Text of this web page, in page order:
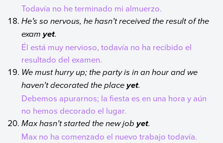
Todavía no he terminado mi almuerzo.
He’s so nervous, he hasn’t received the result of the
examyet.
Él está muy nervioso, todavía no ha recibido el
resultado del examen.
We must hurry up; the party is in an hour and we
haven’t decorated the placeyet.
Debemos apurarnos; la fiesta es en una hora y aún
no hemos decorado el lugar.
Max hasn’t started the new jobyet.
Max no ha comenzado el nuevo trabajo todavía.